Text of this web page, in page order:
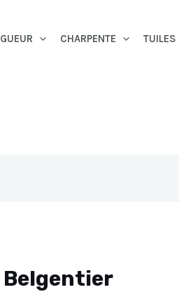
CHARPENTE TUILES
Belgentier